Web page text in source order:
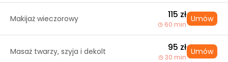
Makijaż wieczorowy 115 zł
60 min
Umów
Masaż twarzy, szyja i dekolt 95 zł
30 min
Umów